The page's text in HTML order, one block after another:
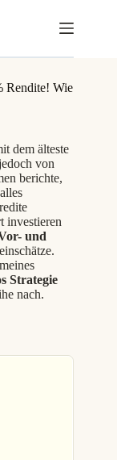
Rendite! Wie
dem älteste
von
berichte,
investieren
und
Strategie
nach.